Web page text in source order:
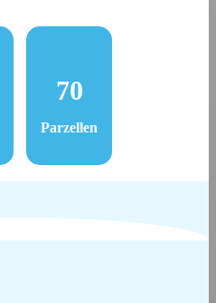
70
Parzellen